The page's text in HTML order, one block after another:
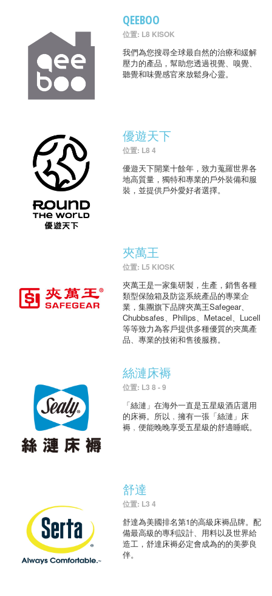
QEEBOO
位置: L8 KISOK
我們為您搜尋全球最自然的治療和緩解
壓力的產品，幫助您透過視覺、嗅覺、
聽覺和味覺感官來放鬆身心靈。
優遊天下
位置: L8 4
優遊天下開業十餘年，致力蒐羅世界各
地高質量，獨特和專業的戶外裝備和服
裝，並提供戶外愛好者選擇。
夾萬王
位置: L5 KIOSK
夾萬王是一家集研製，生產，銷售各種
類型保險箱及防盜系統產品的專業企
業，集團旗下品牌夾萬王Safegear、
Chubbsafes、Philips、Metacel、Lucell
等等致力為客戶提供多種優質的夾萬產
品、專業的技術和售後服務。
絲漣床褥
位置: L3 8 - 9
「絲漣」在海外一直是五星級酒店選用
的床褥。所以﹐擁有一張「絲漣」床
褥﹐便能晚晚享受五星級的舒適睡眠。
舒達
位置: L3 4
舒達為美國排名第1的高級床褥品牌。配
備最高級的專利設計、用料以及世界給
造工，舒達床褥必定會成為的的美夢良
伴。